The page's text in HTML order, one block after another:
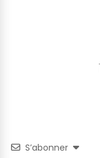
S’abonner